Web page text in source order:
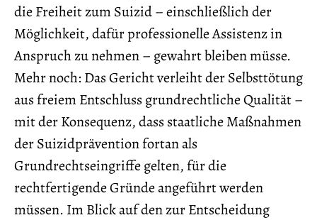
die Freiheit zum Suizid – einschließlich der
Möglichkeit, dafür professionelle Assistenz in
Anspruch zu nehmen – gewahrt bleiben müsse.
Mehr noch: Das Gericht verleiht der Selbsttötung
aus freiem Entschluss grundrechtliche Qualität –
mit der Konsequenz, dass staatliche Maßnahmen
der Suizidprävention fortan als
Grundrechtseingriffe gelten, für die
rechtfertigende Gründe angeführt werden
müssen. Im Blick auf den zur Entscheidung